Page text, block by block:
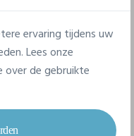
ervaring tijdens uw
Lees onze
de gebruikte